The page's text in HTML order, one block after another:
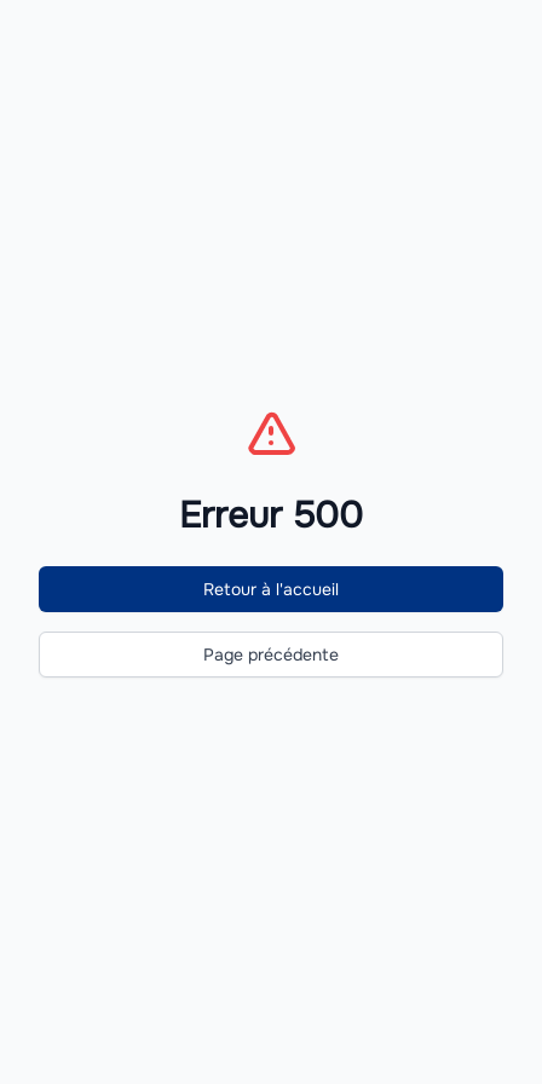
Erreur 500
Retour à l'accueil
Page précédente